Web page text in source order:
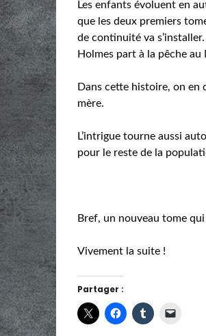
Les enfants évoluent en
que les deux premiers
de continuité va
Holmes part à la pêche au
Dans cette histoire, on en
mère.
L’intrigue tourne aussi
pour le reste de la
Bref, un nouveau tome qui
Vivement la suite !
Partager :